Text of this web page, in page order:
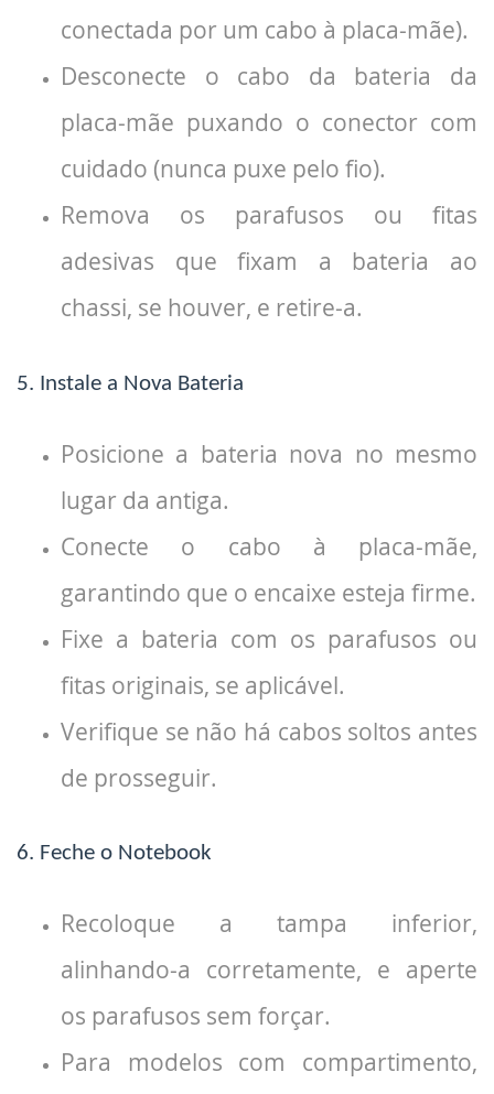
conectada por um cabo à placa-mãe).
Desconecte o cabo da bateria da
placa-mãe puxando o conector com
cuidado (nunca puxe pelo fio).
Remova os parafusos ou fitas
adesivas que fixam a bateria ao
chassi, se houver, e retire-a.
5. Instale a Nova Bateria
Posicione a bateria nova no mesmo
lugar da antiga.
Conecte o cabo à placa-mãe,
garantindo que o encaixe esteja firme.
Fixe a bateria com os parafusos ou
fitas originais, se aplicável.
Verifique se não há cabos soltos antes
de prosseguir.
6. Feche o Notebook
Recoloque a tampa inferior,
alinhando-a corretamente, e aperte
os parafusos sem forçar.
Para modelos com compartimento,